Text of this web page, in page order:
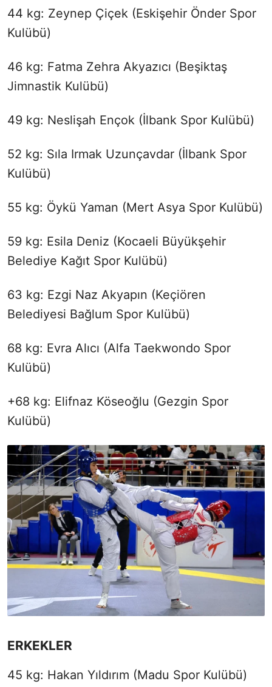
44 kg: Zeynep Çiçek (Eskişehir Önder Spor
Kulübü)
46 kg: Fatma Zehra Akyazıcı (Beşiktaş
Jimnastik Kulübü)
49 kg: Neslişah Ençok (İlbank Spor Kulübü)
52 kg: Sıla Irmak Uzunçavdar (İlbank Spor
Kulübü)
55 kg: Öykü Yaman (Mert Asya Spor Kulübü)
59 kg: Esila Deniz (Kocaeli Büyükşehir
Belediye Kağıt Spor Kulübü)
63 kg: Ezgi Naz Akyapın (Keçiören
Belediyesi Bağlum Spor Kulübü)
68 kg: Evra Alıcı (Alfa Taekwondo Spor
Kulübü)
+68 kg: Elifnaz Köseoğlu (Gezgin Spor
Kulübü)
ERKEKLER
45 kg: Hakan Yıldırım (Madu Spor Kulübü)